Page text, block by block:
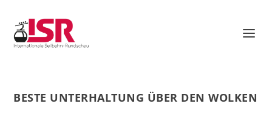
BESTE UNTERHALTUNG ÜBER DEN WOLKEN